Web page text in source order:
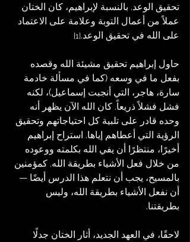
تحقيق الوعد. بالنسبة لإبراهيم، كان الختان
عملاً من أعمال التوبة وعلامة على الاعتماد
على الله في تحقيق الوعد.[1]
حاول إبراهيم تحقيق مشيئة الله وقصده
بفعل ما في وسعه (كما في مسألة خادمة
سارة، هاجر، التي أنجبت إسماعيل)، لكنه
فشل فشلاً ذريعاً. كان الله الآن يظهر أنه
وحده قادر على تلبية كل احتياجاتهم وتحقيق
الرؤية التي أعطاهم إياها. استراح إبراهيم
أخيرًا، منتظرًا أن يفي الله بكلمته ووعوده
من خلال فعل الأشياء بطريقة الله. كمؤمنين
بالمسيح، يجب أن نتعلم هذا الدرس أيضًا —
أن نفعل الأشياء بطريقة الله، وليس
بطريقتنا.
لاحقًا، في العهد الجديد، أثار الختان جدلًا